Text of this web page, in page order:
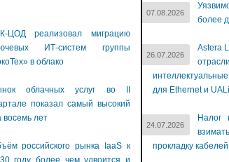
ЦОД реализовал миграцию
ИТ-систем группы
в облако
облачных услуг во II
показал самый высокий
восемь лет
российского рынка IaaS к
07.08.2026
более
26.07.2026
Astera
для Ethernet и
24.07.2026
Налог
прокладку